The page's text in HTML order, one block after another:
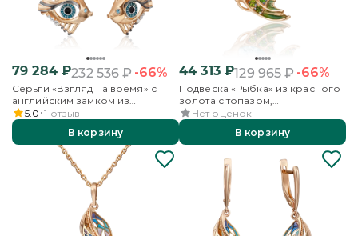
79 284₽232 536₽-66%
Серьги «Взгляд на время» с
английским замком из
комбинированного золота с
бесцветными топазами,
топазом и эмалью
5.0 1 отзыв
В корзину
44 313₽129 965₽-66%
Подвеска «Рыбка» из красного
золота с топазом,
хромдиопсидами и эмалью
Нет оценок
В корзину